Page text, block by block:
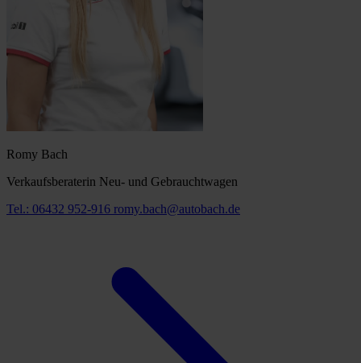
Romy Bach
Verkaufsberaterin Neu- und Gebrauchtwagen
Tel.: 06432 952-916 romy.bach@autobach.de